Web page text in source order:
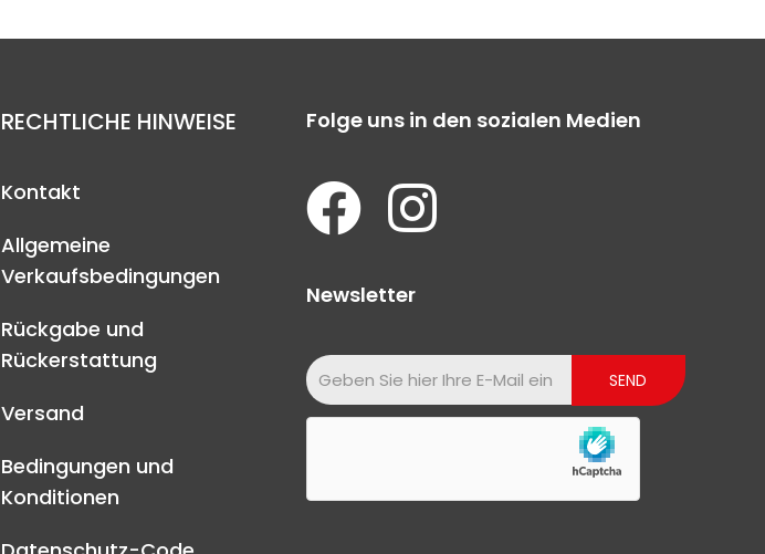
RECHTLICHE HINWEISE
Kontakt
Allgemeine
Verkaufsbedingungen
Rückgabe und
Rückerstattung
Versand
Bedingungen und
Konditionen
Folge uns in den sozialen Medien
Newsletter